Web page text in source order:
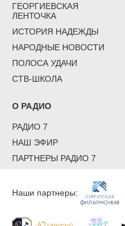
ГЕОРГИЕВСКАЯ
ЛЕНТОЧКА
ИСТОРИЯ НАДЕЖДЫ
НАРОДНЫЕ НОВОСТИ
ПОЛОСА УДАЧИ
СТВ-ШКОЛА
О РАДИО
РАДИО 7
НАШ ЭФИР
ПАРТНЕРЫ РАДИО 7
Наши партнеры: